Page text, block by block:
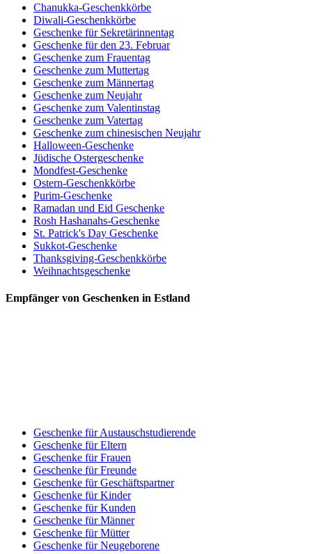
Chanukka-Geschenkkörbe
Diwali-Geschenkkörbe
Geschenke für Sekretärinnentag
Geschenke für den 23. Februar
Geschenke zum Frauentag
Geschenke zum Muttertag
Geschenke zum Männertag
Geschenke zum Neujahr
Geschenke zum Valentinstag
Geschenke zum Vatertag
Geschenke zum chinesischen Neujahr
Halloween-Geschenke
Jüdische Ostergeschenke
Mondfest-Geschenke
Ostern-Geschenkkörbe
Purim-Geschenke
Ramadan und Eid Geschenke
Rosh Hashanahs-Geschenke
St. Patrick's Day Geschenke
Sukkot-Geschenke
Thanksgiving-Geschenkkörbe
Weihnachtsgeschenke
Empfänger von Geschenken in Estland
Geschenke für Austauschstudierende
Geschenke für Eltern
Geschenke für Frauen
Geschenke für Freunde
Geschenke für Geschäftspartner
Geschenke für Kinder
Geschenke für Kunden
Geschenke für Männer
Geschenke für Mütter
Geschenke für Neugeborene